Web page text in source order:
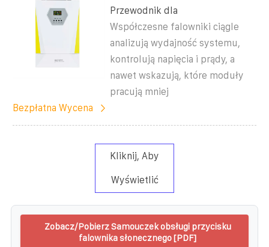
Przewodnik dla
Współczesne falowniki ciągle
analizują wydajność systemu,
kontrolują napięcia i prądy, a
nawet wskazują, które moduły
pracują mniej
Bezpłatna Wycena
Kliknij, Aby
Wyświetlić
Zobacz/Pobierz Samouczek obsługi przycisku
falownika słonecznego [PDF]